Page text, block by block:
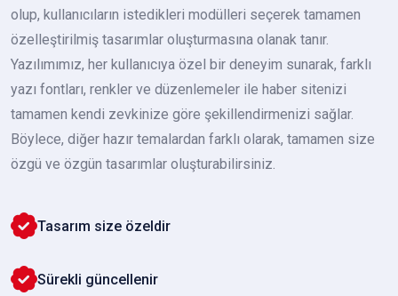
olup, kullanıcıların istedikleri modülleri seçerek tamamen
özelleştirilmiş tasarımlar oluşturmasına olanak tanır.
Yazılımımız, her kullanıcıya özel bir deneyim sunarak, farklı
yazı fontları, renkler ve düzenlemeler ile haber sitenizi
tamamen kendi zevkinize göre şekillendirmenizi sağlar.
Böylece, diğer hazır temalardan farklı olarak, tamamen size
özgü ve özgün tasarımlar oluşturabilirsiniz.
Tasarım size özeldir
Sürekli güncellenir